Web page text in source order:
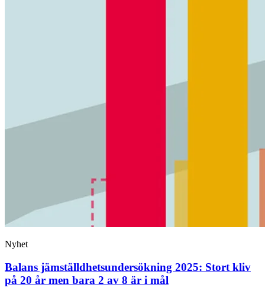
Nyhet
Balans jämställdhetsundersökning 2025: Stort kliv
på 20 år men bara 2 av 8 är i mål